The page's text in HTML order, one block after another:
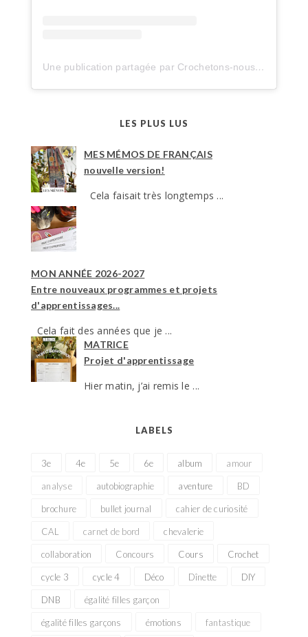
Une publication partagée par Crochetons-nous dans les bois (@crochetonsnousdanslesbois)
LES PLUS LUS
MES MÉMOS DE FRANÇAIS
nouvelle version!
Cela faisait très longtemps ...
MON ANNÉE 2026-2027
Entre nouveaux programmes et projets
d'apprentissages...
Cela fait des années que je ...
MATRICE
Projet d'apprentissage
Hier matin, j’ai remis le ...
LABELS
3e 4e 5e 6e album amour
analyse autobiographie aventure BD
brochure bullet journal cahier de curiosité
CAL carnet de bord chevalerie
collaboration Concours Cours Crochet
cycle 3 cycle 4 Déco Dînette DIY
DNB égalité filles garçon
égalité filles garçons émotions fantastique